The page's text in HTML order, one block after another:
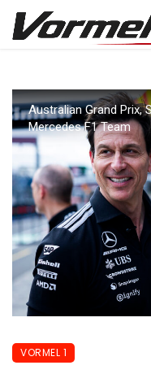
Australian Grand Prix,
Mercedes F1 Team
VORMEL 1